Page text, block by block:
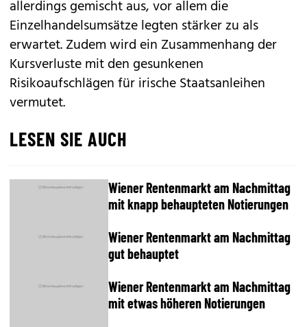
allerdings gemischt aus, vor allem die
Einzelhandelsumsätze legten stärker zu als
erwartet. Zudem wird ein Zusammenhang der
Kursverluste mit den gesunkenen
Risikoaufschlägen für irische Staatsanleihen
vermutet.
LESEN SIE AUCH
Wiener Rentenmarkt am Nachmittag
mit knapp behaupteten Notierungen
Wiener Rentenmarkt am Nachmittag
gut behauptet
Wiener Rentenmarkt am Nachmittag
mit etwas höheren Notierungen